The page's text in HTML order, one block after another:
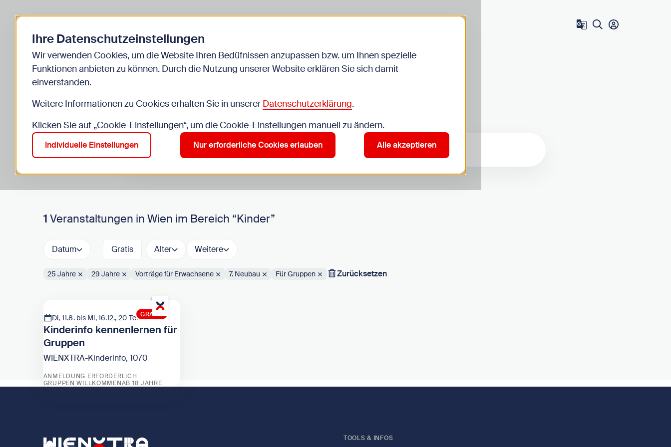
Zum Benutzer
Start Kinder Veranstaltungen
Veranstaltungen
Suche im Bereich “Kinder”
Suchen
1 Veranstaltungen in Wien im Bereich “Kinder”
Datum Gratis Alter Weitere
Aktive Filter:
25 Jahre 29 Jahre Vorträge für Erwachsene 7. Neubau Für Gruppen Zurücksetzen
GRATIS
Di, 11.8. bis Mi, 16.12., 20 Termine
Kinderinfo kennenlernen für
Gruppen
WIENXTRA-Kinderinfo, 1070
ANMELDUNG ERFORDERLICH
GRUPPEN WILLKOMMENAB 18 JAHRE
Zurück zur Startseite TOOLS & INFOS
Ihre Datenschutzeinstellungen
Wir verwenden Cookies, um die Website Ihren Bedüfnissen anzupassen bzw. um Ihnen spezielle
Funktionen anbieten zu können. Durch die Nutzung unserer Website erklären Sie sich damit
einverstanden.
Weitere Informationen zu Cookies erhalten Sie in unsererDatenschutzerklärung.
Klicken Sie auf „Cookie-Einstellungen“, um die Cookie-Einstellungen manuell zu ändern.
Individuelle Einstellungen Nur erforderliche Cookies erlauben Alle akzeptieren